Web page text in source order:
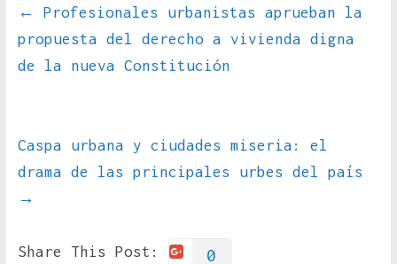
←
Profesionales urbanistas aprueban la
propuesta del derecho a vivienda digna
de la nueva Constitución
Caspa urbana y ciudades miseria: el
drama de las principales urbes del país
→
Share This Post: 0